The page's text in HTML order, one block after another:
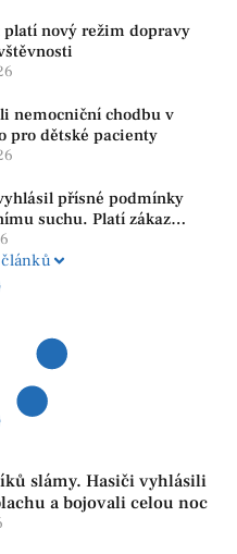
platí nový režim dopravy
nemocniční chodbu v
pro dětské pacienty
přísné podmínky
suchu. Platí zákaz
slámy. Hasiči vyhlásili
a bojovali celou noc